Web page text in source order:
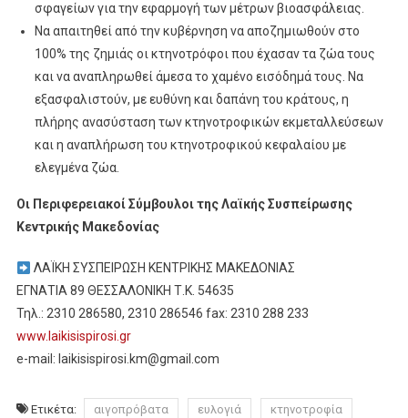
σφαγείων για την εφαρμογή των μέτρων βιοασφάλειας.
Να απαιτηθεί από την κυβέρνηση να αποζημιωθούν στο
100% της ζημιάς οι κτηνοτρόφοι που έχασαν τα ζώα τους
και να αναπληρωθεί άμεσα το χαμένο εισόδημά τους. Να
εξασφαλιστούν, με ευθύνη και δαπάνη του κράτους, η
πλήρης ανασύσταση των κτηνοτροφικών εκμεταλλεύσεων
και η αναπλήρωση του κτηνοτροφικού κεφαλαίου με
ελεγμένα ζώα.
Οι Περιφερειακοί Σύμβουλοι της Λαϊκής Συσπείρωσης
Κεντρικής Μακεδονίας
ΛΑΪΚΗ ΣΥΣΠΕΙΡΩΣΗ ΚΕΝΤΡΙΚΗΣ ΜΑΚΕΔΟΝΙΑΣ
ΕΓΝΑΤΙΑ 89 ΘΕΣΣΑΛΟΝΙΚΗ Τ.Κ. 54635
Τηλ.: 2310 286580, 2310 286546 fax: 2310 288 233
www.laikisispirosi.gr
e-mail: laikisispirosi.km@gmail.com
Ετικέτα: αιγοπρόβατα ευλογιά
κτηνοτροφία